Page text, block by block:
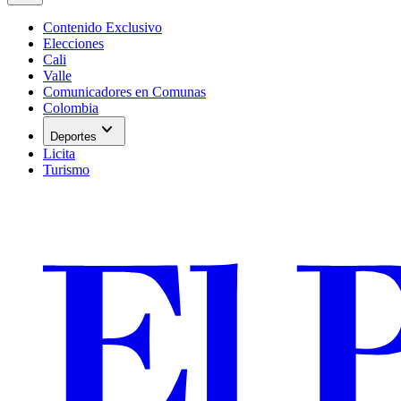
Contenido Exclusivo
Elecciones
Cali
Valle
Comunicadores en Comunas
Colombia
Deportes expand_more
Licita
Turismo